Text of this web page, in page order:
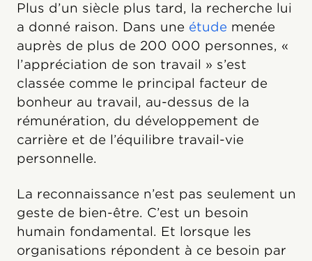
Plus d’un siècle plus tard, la recherche lui
a donné raison. Dans une étude menée
auprès de plus de 200 000 personnes, «
l’appréciation de son travail » s’est
classée comme le principal facteur de
bonheur au travail, au-dessus de la
rémunération, du développement de
carrière et de l’équilibre travail-vie
personnelle.
La reconnaissance n’est pas seulement un
geste de bien-être. C’est un besoin
humain fondamental. Et lorsque les
organisations répondent à ce besoin par